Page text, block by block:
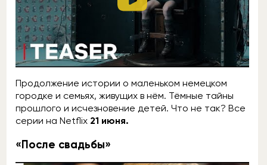
Продолжение истории о маленьком немецком
городке и семьях, живущих в нём. Тёмные тайны
прошлого и исчезновение детей. Что не так? Все
серии на Netflix 21 июня.
«После свадьбы»